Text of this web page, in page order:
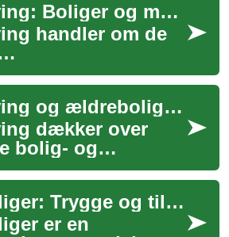
Senior living: Boliger og muligheder for ældre
handler om de
der
til ældre
i forskellige faserSenior living og ældreboliger: valg og muligheder
dækker over
bolig- og
for ældre, fra
lejligheder til
li...
Seniorboliger: Trygge og tilgængelige hjem til ældre
er en